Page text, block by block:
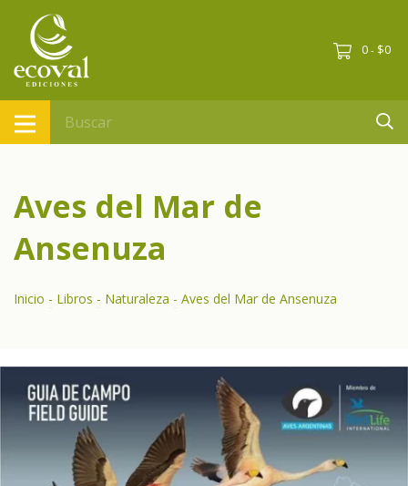
0 - $0
Aves del Mar de
Ansenuza
Inicio - Libros - Naturaleza - Aves del Mar de Ansenuza